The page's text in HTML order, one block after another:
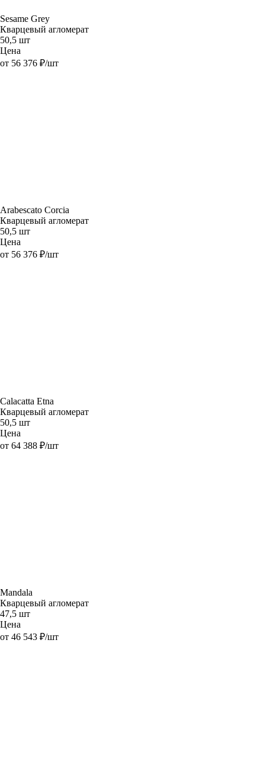
Sesame Grey
Кварцевый агломерат
50,5 шт
Цена
от 56 376 ₽/шт
Arabescato Corcia
Кварцевый агломерат
50,5 шт
Цена
от 56 376 ₽/шт
Calacatta Etna
Кварцевый агломерат
50,5 шт
Цена
от 64 388 ₽/шт
Mandala
Кварцевый агломерат
47,5 шт
Цена
от 46 543 ₽/шт